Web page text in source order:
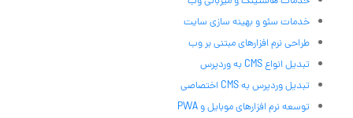
خدمات سئو و بهینه سازی سایت
طراحی نرم افزارهای مبتنی بر وب
تبدیل انواع CMS به وردپرس
تبدیل وردپرس به CMS اختصاصی
توسعه نرم افزارهای موبایل و PWA